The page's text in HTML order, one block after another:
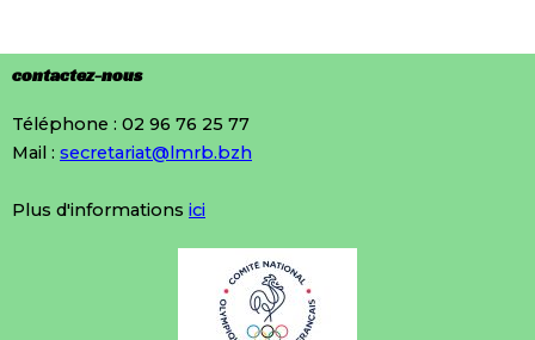
contactez-nous
Téléphone : 02 96 76 25 77
Mail : secretariat@lmrb.bzh
Plus d'informations ici